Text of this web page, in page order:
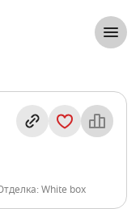
индекс
White box